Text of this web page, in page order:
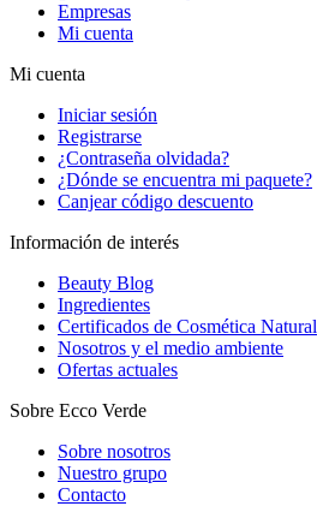
Empresas
Mi cuenta
Mi cuenta
Iniciar sesión
Registrarse
¿Contraseña olvidada?
¿Dónde se encuentra mi paquete?
Canjear código descuento
Información de interés
Beauty Blog
Ingredientes
Certificados de Cosmética Natural
Nosotros y el medio ambiente
Ofertas actuales
Sobre Ecco Verde
Sobre nosotros
Nuestro grupo
Contacto